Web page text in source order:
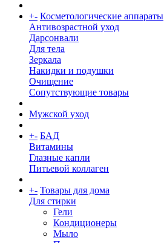
+- Косметологические аппараты
Антивозрастной уход
Дарсонвали
Для тела
Зеркала
Накидки и подушки
Очищение
Сопутствующие товары
Мужской уход
+- БАД
Витамины
Глазные капли
Питьевой коллаген
+- Товары для дома
Для стирки
Гели
Кондиционеры
Мыло